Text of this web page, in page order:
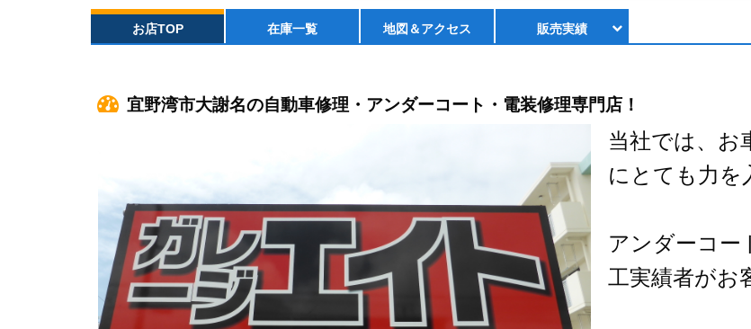
お店TOP 在庫一覧 地図＆アクセス 販売実績
宜野湾市大謝名の自動車修理・アンダーコート・電装修理専門店！
当社では、お
にとても力を
アンダーコー
工実績者がお